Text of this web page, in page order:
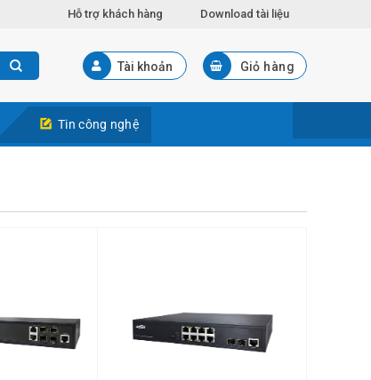
Hỗ trợ khách hàng Download tài liệu
Tài khoản Giỏ hàng
Tin công nghệ